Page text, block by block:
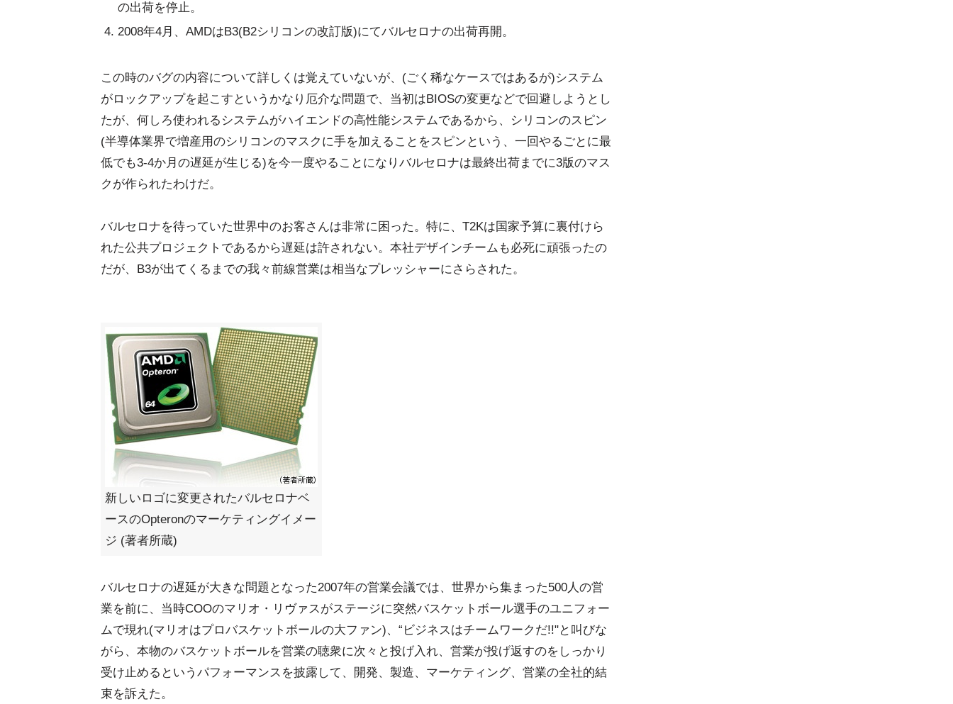
の出荷を停止。
2008年4月、AMDはB3(B2シリコンの改訂版)にてバルセロナの出荷再開。
この時のバグの内容について詳しくは覚えていないが、(ごく稀なケースではあるが)システム
がロックアップを起こすというかなり厄介な問題で、当初はBIOSの変更などで回避しようとし
たが、何しろ使われるシステムがハイエンドの高性能システムであるから、シリコンのスピン
(半導体業界で増産用のシリコンのマスクに手を加えることをスピンという、一回やるごとに最
低でも3-4か月の遅延が生じる)を今一度やることになりバルセロナは最終出荷までに3版のマス
クが作られたわけだ。
バルセロナを待っていた世界中のお客さんは非常に困った。特に、T2Kは国家予算に裏付けら
れた公共プロジェクトであるから遅延は許されない。本社デザインチームも必死に頑張ったの
だが、B3が出てくるまでの我々前線営業は相当なプレッシャーにさらされた。
新しいロゴに変更されたバルセロナベ
ースのOpteronのマーケティングイメー
ジ (著者所蔵)
バルセロナの遅延が大きな問題となった2007年の営業会議では、世界から集まった500人の営
業を前に、当時COOのマリオ・リヴァスがステージに突然バスケットボール選手のユニフォー
ムで現れ(マリオはプロバスケットボールの大ファン)、“ビジネスはチームワークだ!!"と叫びな
がら、本物のバスケットボールを営業の聴衆に次々と投げ入れ、営業が投げ返すのをしっかり
受け止めるというパフォーマンスを披露して、開発、製造、マーケティング、営業の全社的結
束を訴えた。